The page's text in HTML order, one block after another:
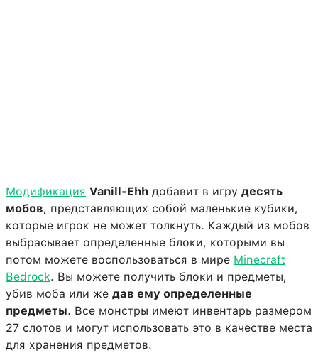
Модификация Vanill-Ehh добавит в игру десять
мобов, представляющих собой маленькие кубики,
которые игрок не может толкнуть. Каждый из мобов
выбрасывает определенные блоки, которыми вы
потом можете воспользоваться в мире Minecraft
Bedrock. Вы можете получить блоки и предметы,
убив моба или же дав ему определенные
предметы. Все монстры имеют инвентарь размером
27 слотов и могут использовать это в качестве места
для хранения предметов.